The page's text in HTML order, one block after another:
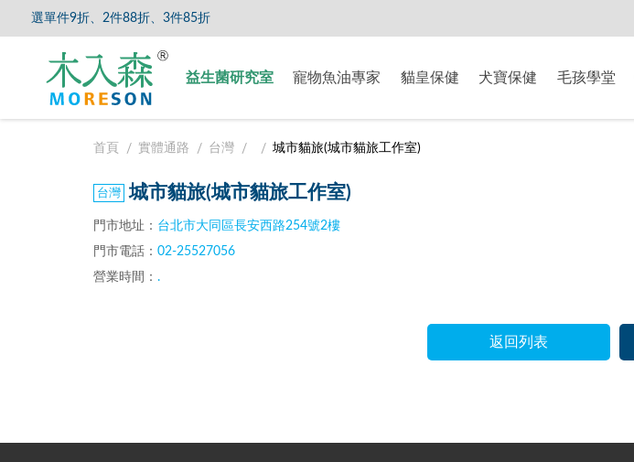
任選單件9折、2件88折、3件85折
益生菌研究室 寵物魚油專家 貓皇保健 犬寶保健 毛孩學堂
首頁 實體通路 台灣 城市貓旅(城市貓旅工作室)
城市貓旅(城市貓旅工作室)
門市地址： 台北市大同區長安西路254號2樓
門市電話： 02-25527056
營業時間： .
返回列表